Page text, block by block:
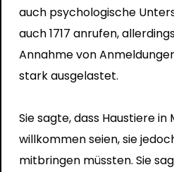
auch psychologische
auch 1717 anrufen,
Annahme von
stark ausgelastet.
Sie sagte, dass Haustiere
willkommen seien, sie
mitbringen müssten. Sie